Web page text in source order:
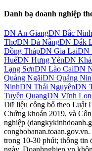
Danh bạ doanh nghiệp
DN An GiangDN Bắc Ninh
ThơDN Đà NẵngDN Đắk
Đồng ThápDN Gia LaiDN
HuếDN Hưng YênDN
Lạng SơnDN Lào CaiDN
Quảng NgãiDN Quảng
NinhDN Thái NguyênDN
Tuyên QuangDN Vĩnh
Dữ liệu công bố theo Luật
Chứng khoán 2019, và
nghiệp
trong 10-30 phút; thông tin